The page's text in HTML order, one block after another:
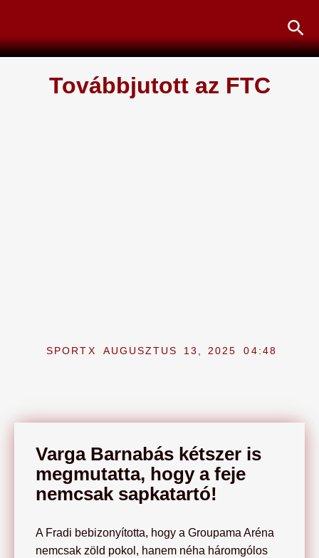
content
Továbbjutott az FTC
SPORTX AUGUSZTUS 13, 2025 04:48
Varga Barnabás kétszer is
megmutatta, hogy a feje
nemcsak sapkatartó!
A Fradi bebizonyította, hogy a Groupama Aréna
nemcsak zöld pokol, hanem néha háromgólos